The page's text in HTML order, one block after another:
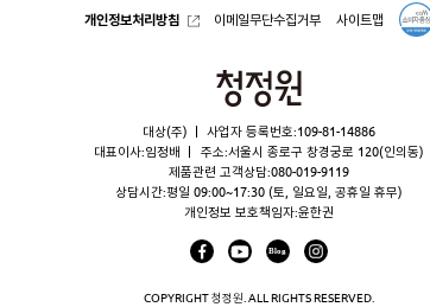
개인정보처리방침 이메일무단수집거부 사이트맵
청
원
대상(주)
사업자 등록번호:109-81-14886
대표이사:임정배
주소:서울시 종로구 창경궁로 120(인의동)
제품관련 고객상담:080-019-9119
상담시간:평일 09:00~17:30 (토, 일요일, 공휴일 휴무)
개인정보 보호책임자:윤한권
COPYRIGHT 청정원. ALL RIGHTS RESERVED.